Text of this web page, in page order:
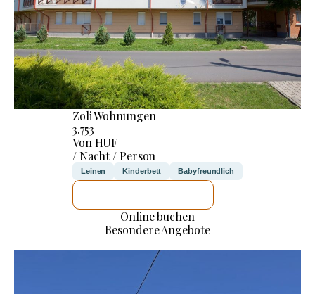
Zoli Wohnungen
3.753
Von HUF
/ Nacht / Person
Leinen Kinderbett Babyfreundlich
Online buchen
Besondere Angebote